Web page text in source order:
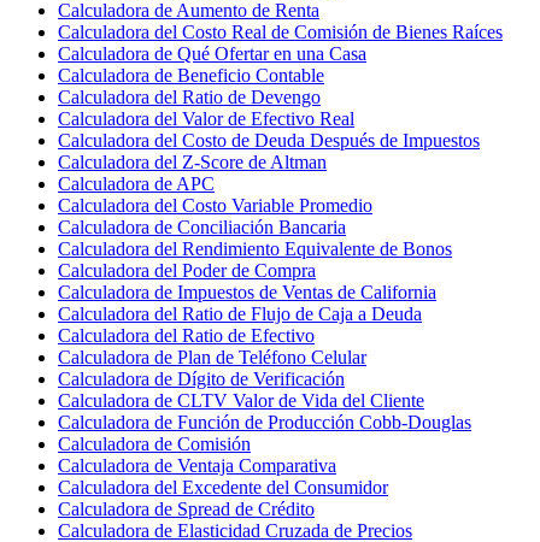
Calculadora de Aumento de Renta
Calculadora del Costo Real de Comisión de Bienes Raíces
Calculadora de Qué Ofertar en una Casa
Calculadora de Beneficio Contable
Calculadora del Ratio de Devengo
Calculadora del Valor de Efectivo Real
Calculadora del Costo de Deuda Después de Impuestos
Calculadora del Z-Score de Altman
Calculadora de APC
Calculadora del Costo Variable Promedio
Calculadora de Conciliación Bancaria
Calculadora del Rendimiento Equivalente de Bonos
Calculadora del Poder de Compra
Calculadora de Impuestos de Ventas de California
Calculadora del Ratio de Flujo de Caja a Deuda
Calculadora del Ratio de Efectivo
Calculadora de Plan de Teléfono Celular
Calculadora de Dígito de Verificación
Calculadora de CLTV Valor de Vida del Cliente
Calculadora de Función de Producción Cobb-Douglas
Calculadora de Comisión
Calculadora de Ventaja Comparativa
Calculadora del Excedente del Consumidor
Calculadora de Spread de Crédito
Calculadora de Elasticidad Cruzada de Precios